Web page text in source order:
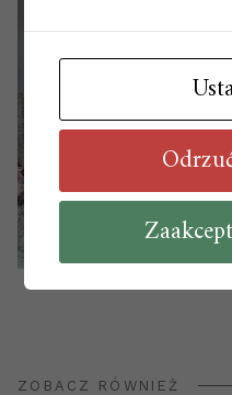
ZOBACZ RÓWNIEŻ